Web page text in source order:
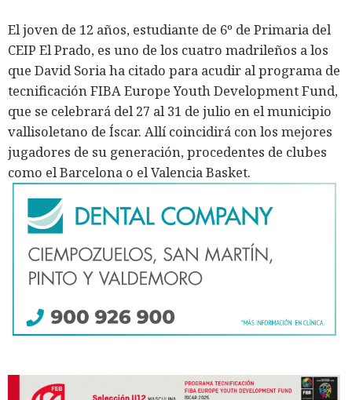
El joven de 12 años, estudiante de 6º de Primaria del
CEIP El Prado, es uno de los cuatro madrileños a los
que David Soria ha citado para acudir al programa de
tecnificación FIBA Europe Youth Development Fund,
que se celebrará del 27 al 31 de julio en el municipio
vallisoletano de Íscar. Allí coincidirá con los mejores
jugadores de su generación, procedentes de clubes
como el Barcelona o el Valencia Basket.